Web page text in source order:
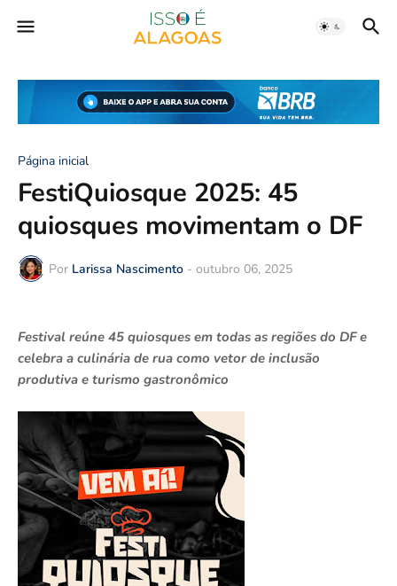
Página inicial
FestiQuiosque 2025: 45
quiosques movimentam o DF
Por Larissa Nascimento - outubro 06, 2025
Festival reúne 45 quiosques em todas as regiões do DF e
celebra a culinária de rua como vetor de inclusão
produtiva e turismo gastronômico